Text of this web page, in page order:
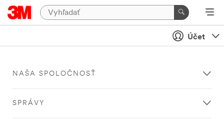
Účet
NAŠA SPOLOČNOSŤ
SPRÁVY